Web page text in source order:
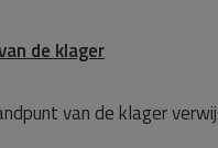
de klager
van de klager